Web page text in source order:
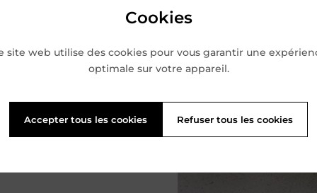
Cookies
site web utilise des cookies pour vous garantir une
optimale sur votre appareil.
Accepter tous les cookies Refuser tous les cookies